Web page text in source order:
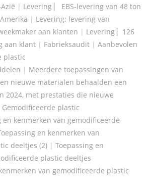
| Levering ▏ EBS-levering van 48 ton
| Levering: levering van
aan klanten | Levering ▏126
aan klant | Fabrieksaudit | Aanbevolen
plastic
| Meerdere toepassingen van
nieuwe materialen behaalden een
2024, met prestaties die nieuwe
Gemodificeerde plastic
en kenmerken van gemodificeerde
en kenmerken van
deeltjes (2) | Toepassing en
plastic deeltjes
van gemodificeerde plastic